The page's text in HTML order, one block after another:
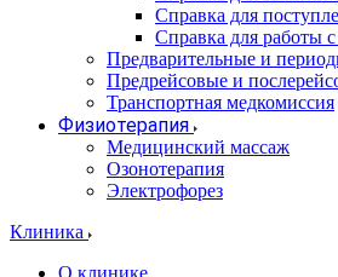
Справка для
Справка для работы
Предварительные и
Предрейсовые и
Транспортная медкомиссия
Физиотерапия
Медицинский массаж
Озонотерапия
Электрофорез
Клиника
О клинике